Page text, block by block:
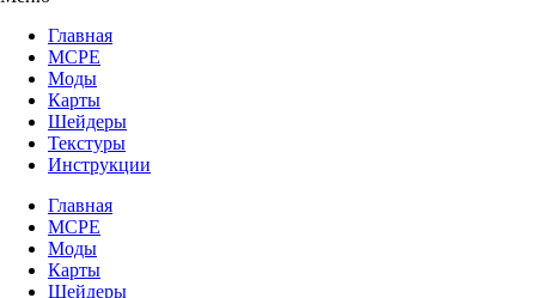
Главная
MCPE
Моды
Карты
Шейдеры
Текстуры
Инструкции
Главная
MCPE
Моды
Карты
Шейдеры